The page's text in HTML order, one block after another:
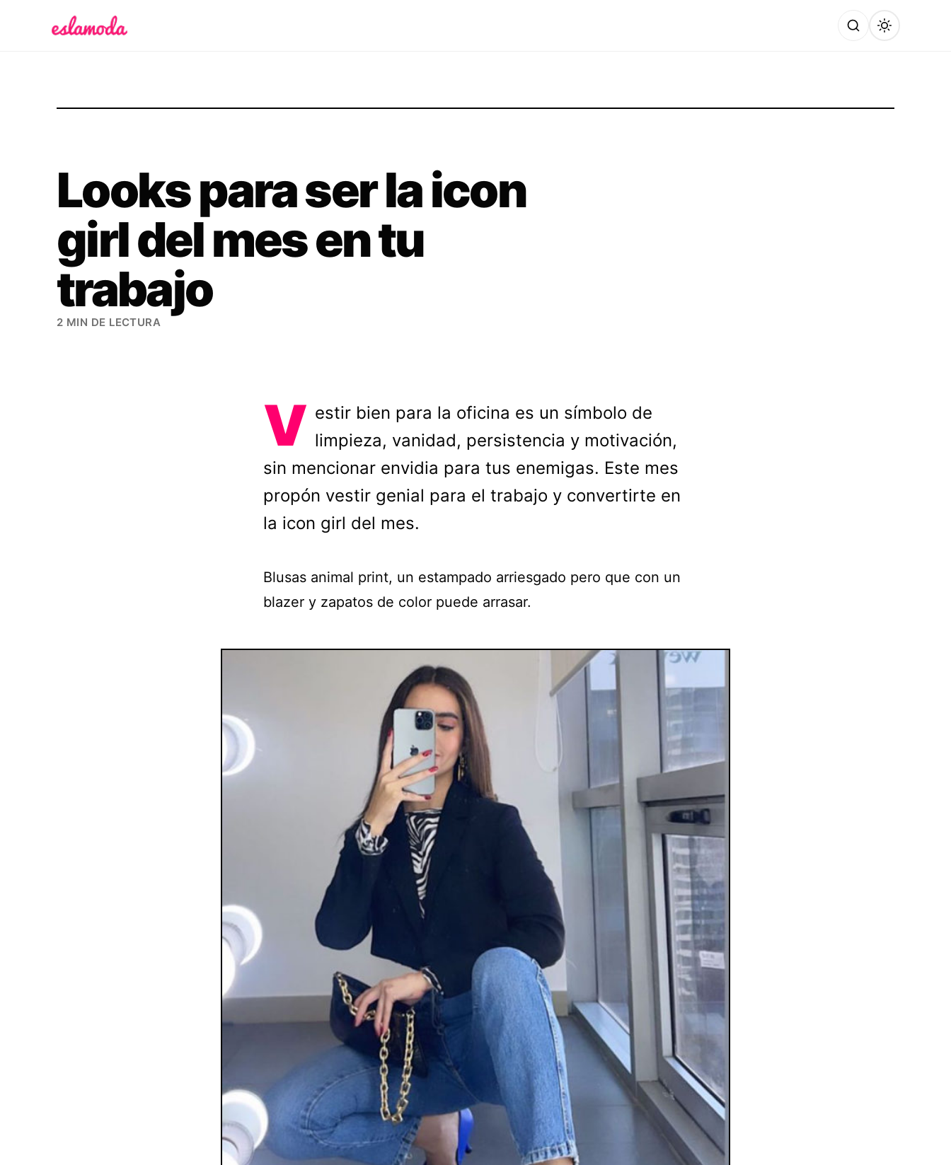
Looks para ser la icon
girl del mes en tu
trabajo
2 MIN DE LECTURA
V estir bien para la oficina es un símbolo de
limpieza, vanidad, persistencia y motivación,
sin mencionar envidia para tus enemigas. Este mes
propón vestir genial para el trabajo y convertirte en
la icon girl del mes.
Blusas animal print, un estampado arriesgado pero que con un
blazer y zapatos de color puede arrasar.